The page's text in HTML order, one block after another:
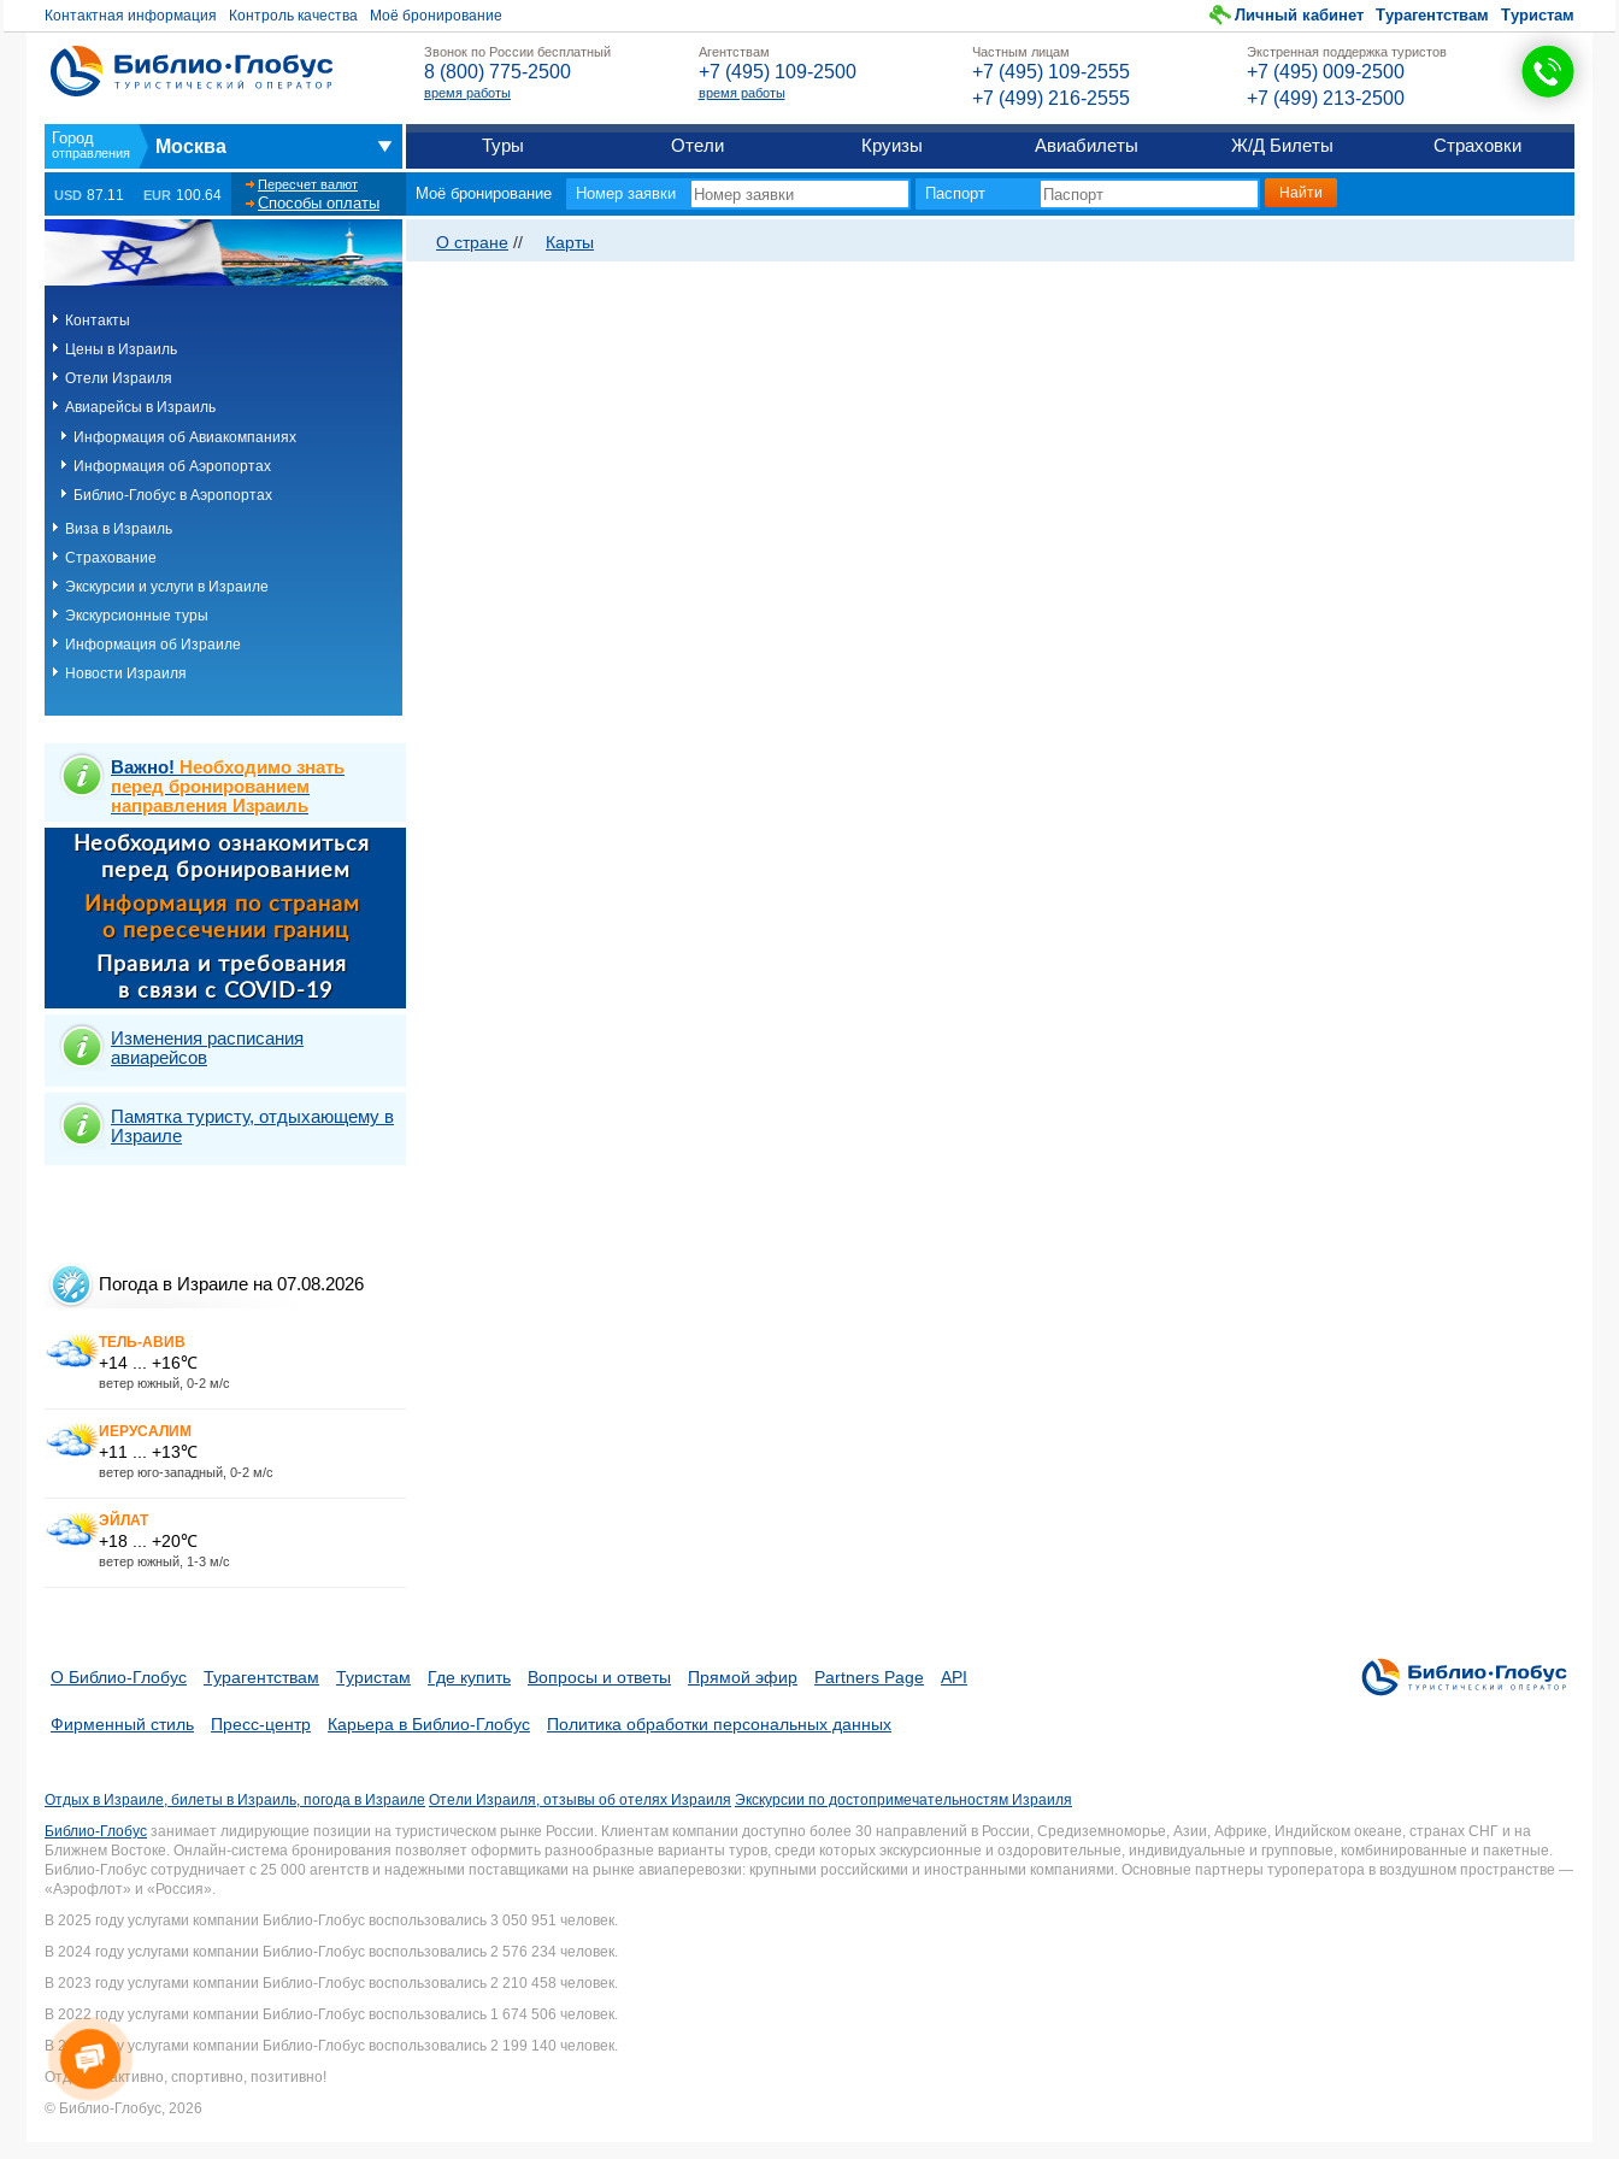
Контактная информация Контроль качества Моё бронирование Личный кабинет Турагентствам Туристам
Звонок по России бесплатный
8 (800) 775-2500
время работы
Агентствам
+7 (495) 109-2500
время работы
Частным лицам
+7 (495) 109-2555
+7 (499) 216-2555
Экстренная поддержка туристов
+7 (495) 009-2500
+7 (499) 213-2500
Москва Туры Отели Круизы Авиабилеты Ж/Д Билеты Страховки
USD 87.11 EUR 100.64
Пересчет валют
Способы оплаты
Моё бронирование Номер заявки Паспорт
Контакты
Цены в Израиль
Отели Израиля
Авиарейсы в Израиль
Информация об Авиакомпаниях
Информация об Аэропортах
Библио-Глобус в Аэропортах
Виза в Израиль
Страхование
Экскурсии и услуги в Израиле
Экскурсионные туры
Информация об Израиле
Новости Израиля
Важно! Необходимо знать
перед бронированием
направления Израиль
Изменения расписания
авиарейсов
Памятка туристу, отдыхающему в
Израиле
Погода в Израиле на 07.08.2026
ТЕЛЬ-АВИВ
+14 ... +16℃
ветер южный, 0-2 м/с
ИЕРУСАЛИМ
+11 ... +13℃
ветер юго-западный, 0-2 м/с
ЭЙЛАТ
+18 ... +20℃
ветер южный, 1-3 м/с
О стране // Карты
О Библио-Глобус Турагентствам Туристам Где купить Вопросы и ответы Прямой эфир Partners Page API
Фирменный стиль Пресс-центр Карьера в Библио-Глобус Политика обработки персональных данных
Отдых в Израиле, билеты в Израиль, погода в Израиле Отели Израиля, отзывы об отелях Израиля Экскурсии по достопримечательностям Израиля
Библио-Глобус занимает лидирующие позиции на туристическом рынке России. Клиентам компании доступно более 30 направлений в России, Средиземноморье, Азии, Африке, Индийском океане, странах СНГ и на
Ближнем Востоке. Онлайн-система бронирования позволяет оформить разнообразные варианты туров, среди которых экскурсионные и оздоровительные, индивидуальные и групповые, комбинированные и пакетные.
Библио-Глобус сотрудничает с 25 000 агентств и надежными поставщиками на рынке авиаперевозки: крупными российскими и иностранными компаниями. Основные партнеры туроператора в воздушном пространстве —
«Аэрофлот» и «Россия».
В 2025 году услугами компании Библио-Глобус воспользовались 3 050 951 человек.
В 2024 году услугами компании Библио-Глобус воспользовались 2 576 234 человек.
В 2023 году услугами компании Библио-Глобус воспользовались 2 210 458 человек.
В 2022 году услугами компании Библио-Глобус воспользовались 1 674 506 человек.
В 2021 году услугами компании Библио-Глобус воспользовались 2 199 140 человек.
Отдыхай активно, спортивно, позитивно!
© Библио-Глобус, 2026